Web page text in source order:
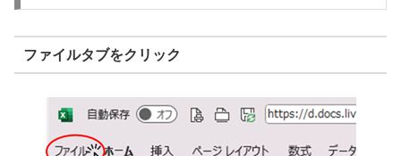
ファイルタブをクリック